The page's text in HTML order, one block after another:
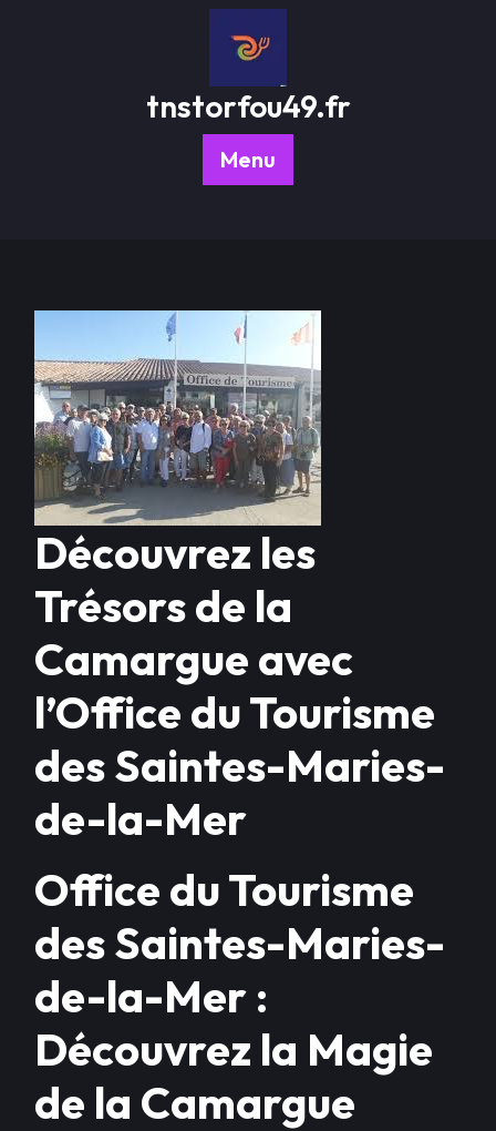
tnstorfou49.fr
Menu
Découvrez les
Trésors de la
Camargue avec
l’Office du Tourisme
des Saintes-Maries-
de-la-Mer
Office du Tourisme
des Saintes-Maries-
de-la-Mer :
Découvrez la Magie
de la Camargue